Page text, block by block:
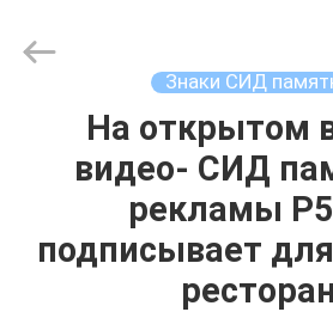
ПРОДУКТЫ
LED
Co.,Ltd.
Знаки СИД
На открытом
видео- СИД
рекламы P5
подписывает